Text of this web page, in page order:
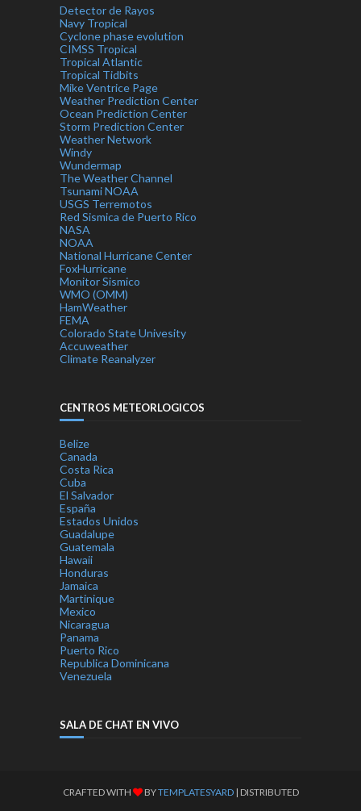
Detector de Rayos
Navy Tropical
Cyclone phase evolution
CIMSS Tropical
Tropical Atlantic
Tropical Tidbits
Mike Ventrice Page
Weather Prediction Center
Ocean Prediction Center
Storm Prediction Center
Weather Network
Windy
Wundermap
The Weather Channel
Tsunami NOAA
USGS Terremotos
Red Sismica de Puerto Rico
NASA
NOAA
National Hurricane Center
FoxHurricane
Monitor Sismico
WMO (OMM)
HamWeather
FEMA
Colorado State Univesity
Accuweather
Climate Reanalyzer
CENTROS METEORLOGICOS
Belize
Canada
Costa Rica
Cuba
El Salvador
España
Estados Unidos
Guadalupe
Guatemala
Hawaii
Honduras
Jamaica
Martinique
Mexico
Nicaragua
Panama
Puerto Rico
Republica Dominicana
Venezuela
SALA DE CHAT EN VIVO
CRAFTED WITH BYTEMPLATESYARD| DISTRIBUTED